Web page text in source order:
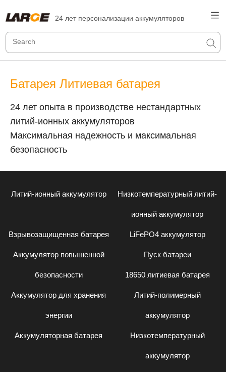
24 лет персонализации аккумуляторов
Батарея Литиевая батарея
24 лет опыта в производстве нестандартных
литий-ионных аккумуляторов
Максимальная надежность и максимальная
безопасность
Литий-ионный аккумулятор Низкотемпературный литий-
ионный аккумулятор
Взрывозащищенная батарея LiFePO4 аккумулятор
Аккумулятор повышенной
безопасности
Пуск батареи
18650 литиевая батарея
Аккумулятор для хранения
энергии
Литий-полимерный
аккумулятор
Аккумуляторная батарея Низкотемпературный
аккумулятор